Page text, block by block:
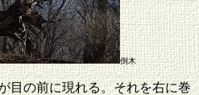
倒木
目の前に現れる。それを右に巻